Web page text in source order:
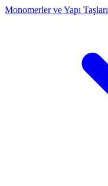
Monomerler ve Yapı Taşları